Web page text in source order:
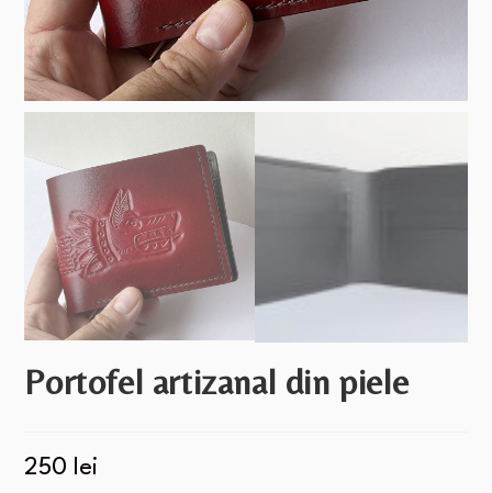
Portofel artizanal din piele
250 lei